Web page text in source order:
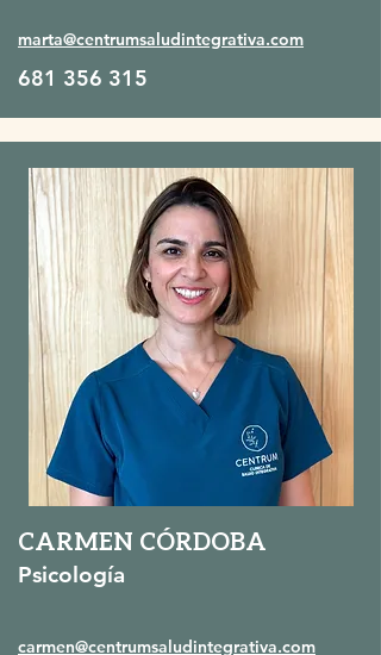
marta@centrumsaludintegrativa.com
681 356 315
CARMEN CÓRDOBA
Psicología
carmen@centrumsaludintegrativa.com